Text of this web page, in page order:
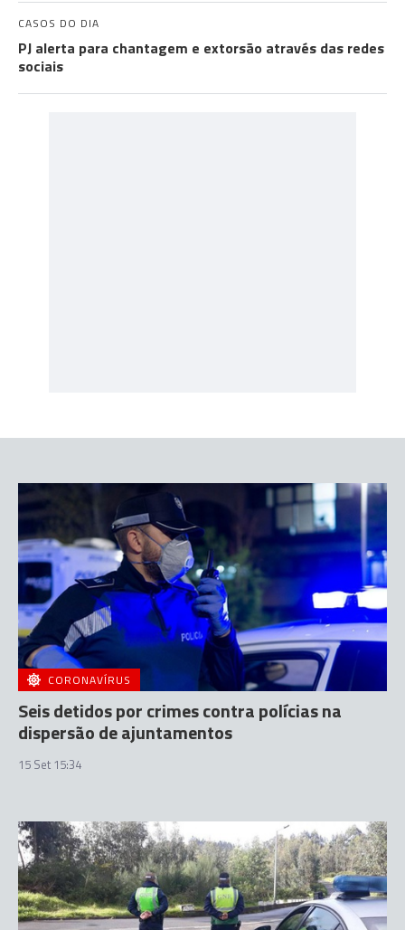
CASOS DO DIA
PJ alerta para chantagem e extorsão através das redes
sociais
CORONAVÍRUS
Seis detidos por crimes contra polícias na
dispersão de ajuntamentos
15 Set 15:34